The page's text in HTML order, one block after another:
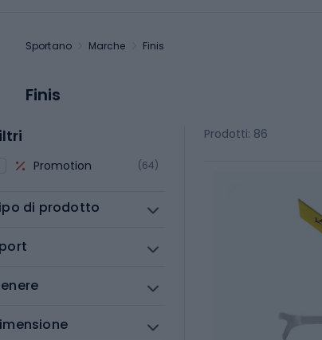
Sportano Marche Finis
Finis
Promotion (64)
di prodotto
Prodotti: 86